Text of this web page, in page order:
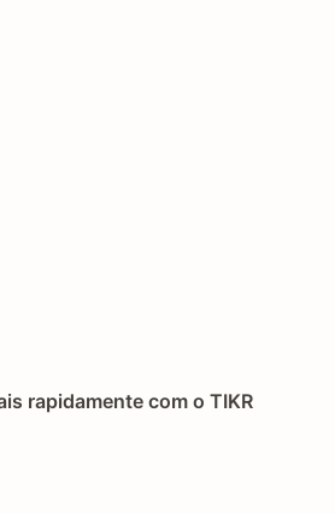
rapidamente com o TIKR